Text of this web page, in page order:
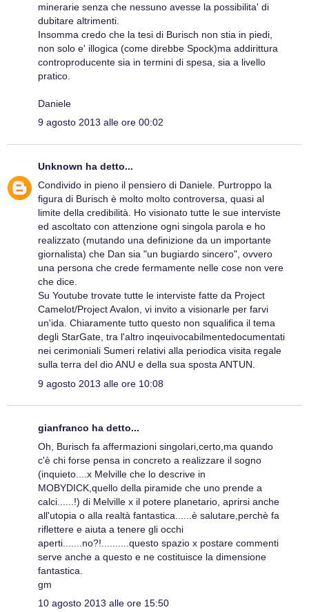
minerarie senza che nessuno avesse la possibilita' di
dubitare altrimenti.
Insomma credo che la tesi di Burisch non stia in piedi,
non solo e' illogica (come direbbe Spock)ma addirittura
controproducente sia in termini di spesa, sia a livello
pratico.
Daniele
9 agosto 2013 alle ore 00:02
Unknown ha detto...
Condivido in pieno il pensiero di Daniele. Purtroppo la
figura di Burisch è molto molto controversa, quasi al
limite della credibilità. Ho visionato tutte le sue interviste
ed ascoltato con attenzione ogni singola parola e ho
realizzato (mutando una definizione da un importante
giornalista) che Dan sia "un bugiardo sincero", ovvero
una persona che crede fermamente nelle cose non vere
che dice.
Su Youtube trovate tutte le interviste fatte da Project
Camelot/Project Avalon, vi invito a visionarle per farvi
un'ida. Chiaramente tutto questo non squalifica il tema
degli StarGate, tra l'altro inqeuivocabilmentedocumentati
nei cerimoniali Sumeri relativi alla periodica visita regale
sulla terra del dio ANU e della sua sposta ANTUN.
9 agosto 2013 alle ore 10:08
gianfranco ha detto...
Oh, Burisch fa affermazioni singolari,certo,ma quando
c'è chi forse pensa in concreto a realizzare il sogno
(inquieto....x Melville che lo descrive in
MOBYDICK,quello della piramide che uno prende a
calci......!) di Melville x il potere planetario, aprirsi anche
all'utopia o alla realtà fantastica......è salutare,perchè fa
riflettere e aiuta a tenere gli occhi
aperti.......no?!..........questo spazio x postare commenti
serve anche a questo e ne costituisce la dimensione
fantastica.
gm
10 agosto 2013 alle ore 15:50